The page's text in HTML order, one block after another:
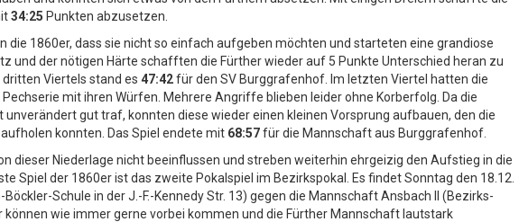
34:25 Punkten abzusetzen.
die 1860er, dass sie nicht so einfach aufgeben möchten und starteten eine grandiose
und der nötigen Härte schafften die Fürther wieder auf 5 Punkte Unterschied heran zu
Viertels stand es 47:42für den SV Burggrafenhof. Im letzten Viertel hatten die
Pechserie mit ihren Würfen. Mehrere Angriffe blieben leider ohne Korberfolg. Da die
gut traf, konnten diese wieder einen kleinen Vorsprung aufbauen, den die
konnten. Das Spiel endete mit 68:57für die Mannschaft aus Burggrafenhof.
dieser Niederlage nicht beeinflussen und streben weiterhin ehrgeizig den Aufstieg in die
Spiel der 1860er ist das zweite Pokalspiel im Bezirkspokal. Es findet Sonntag den 18.12.
Böckler-Schule in der J.-F.-Kennedy Str. 13) gegen die Mannschaft Ansbach II (Bezirks-
können wie immer gerne vorbei kommen und die Fürther Mannschaft lautstark